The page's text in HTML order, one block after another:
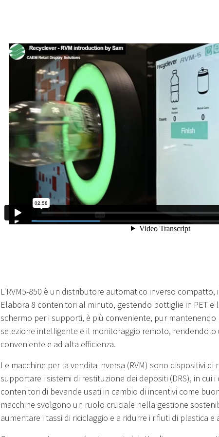
L'RVM5-850 è un distributore automatico inverso
Elabora 8 contenitori al minuto, gestendo bottiglie in PET
schermo per i supporti, è più conveniente, pur
selezione intelligente e il monitoraggio remoto, rendendolo
conveniente e ad alta efficienza.
Le macchine per la vendita inversa (RVM) sono dispositivi
supportare i sistemi di restituzione dei depositi (DRS), in cui
contenitori di bevande usati in cambio di incentivi come
macchine svolgono un ruolo cruciale nella gestione
aumentare i tassi di riciclaggio e a ridurre i rifiuti di plastica